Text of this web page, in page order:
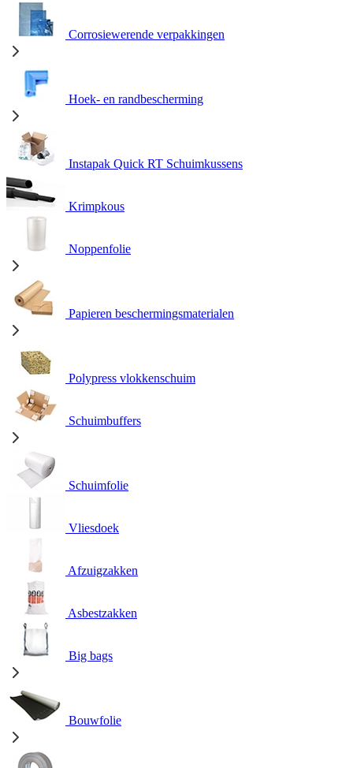
Corrosiewerende verpakkingen
Hoek- en randbescherming
Instapak Quick RT Schuimkussens
Krimpkous
Noppenfolie
Papieren beschermingsmaterialen
Polypress vlokkenschuim
Schuimbuffers
Schuimfolie
Vliesdoek
Afzuigzakken
Asbestzakken
Big bags
Bouwfolie